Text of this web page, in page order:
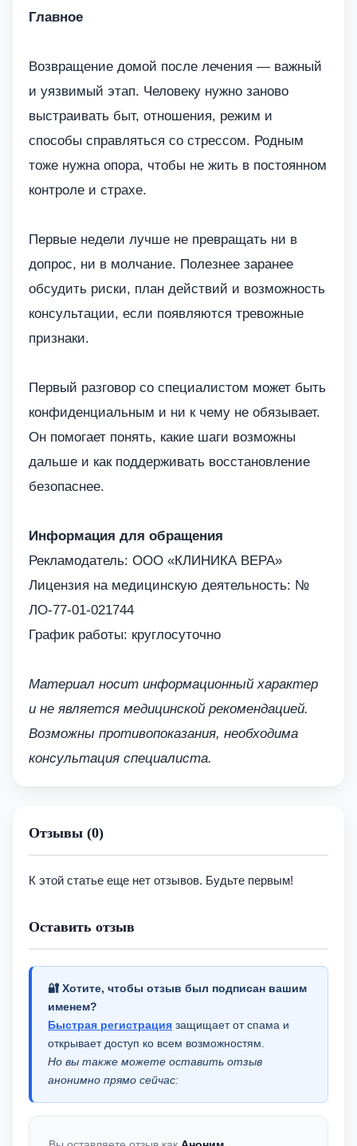
Главное
Возвращение домой после лечения — важный
и уязвимый этап. Человеку нужно заново
выстраивать быт, отношения, режим и
способы справляться со стрессом. Родным
тоже нужна опора, чтобы не жить в постоянном
контроле и страхе.
Первые недели лучше не превращать ни в
допрос, ни в молчание. Полезнее заранее
обсудить риски, план действий и возможность
консультации, если появляются тревожные
признаки.
Первый разговор со специалистом может быть
конфиденциальным и ни к чему не обязывает.
Он помогает понять, какие шаги возможны
дальше и как поддерживать восстановление
безопаснее.
Информация для обращения
Рекламодатель: ООО «КЛИНИКА ВЕРА»
Лицензия на медицинскую деятельность: №
ЛО-77-01-021744
График работы: круглосуточно
Материал носит информационный характер
и не является медицинской рекомендацией.
Возможны противопоказания, необходима
консультация специалиста.
Отзывы (0)
К этой статье еще нет отзывов. Будьте первым!
Оставить отзыв
🔐 Хотите, чтобы отзыв был подписан вашим
именем?
Быстрая регистрация защищает от спама и
открывает доступ ко всем возможностям.
Но вы также можете оставить отзыв
анонимно прямо сейчас: